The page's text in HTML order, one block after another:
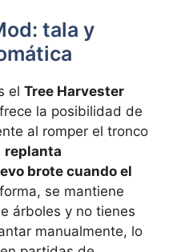
tala y
el Tree Harvester
la posibilidad de
al romper el tronco
replanta
brote cuando el
se mantiene
árboles y no tienes
manualmente, lo